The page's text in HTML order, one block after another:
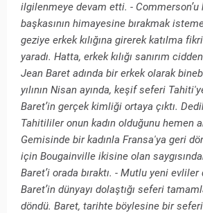
ilgilenmeye devam etti. - Commerson’u
başkasının himayesine bırakmak
geziye erkek kılığına girerek katılma
yaradı. Hatta, erkek kılığı sanırım
Jean Baret adında bir erkek olarak
yılının Nisan ayında, keşif seferi
Baret’in gerçek kimliği ortaya çıktı.
Tahitililer onun kadın olduğunu hemen
Gemisinde bir kadınla Fransa'ya geri
için Bougainville ikisine olan
Baret’i orada bıraktı. - Mutlu yeni
Baret’in dünyayı dolaştığı seferi
döndü. Baret, tarihte böylesine bir